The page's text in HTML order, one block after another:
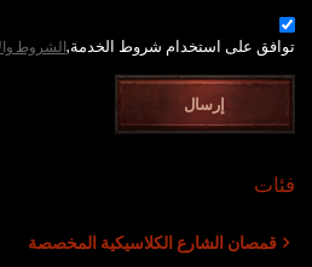
توافق على استخدام شروط الخدمة,الشروط
إرسال
فئات
قمصان الشارع الكلاسيكية المخصصة